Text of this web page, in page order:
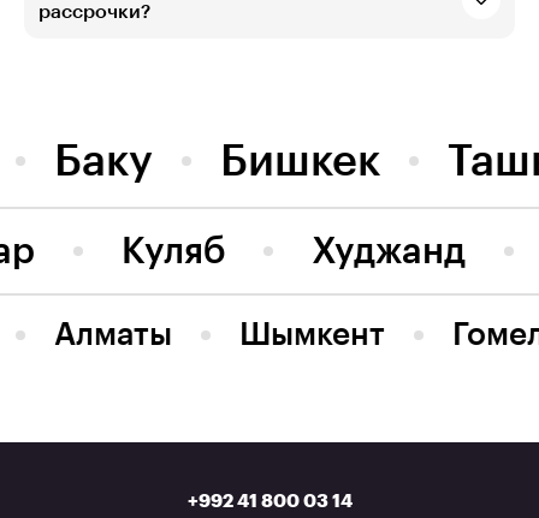
рассрочки?
Баку Бишкек
Худжанд
Куляб
Алматы Шымкент
+992 41 800 03 14